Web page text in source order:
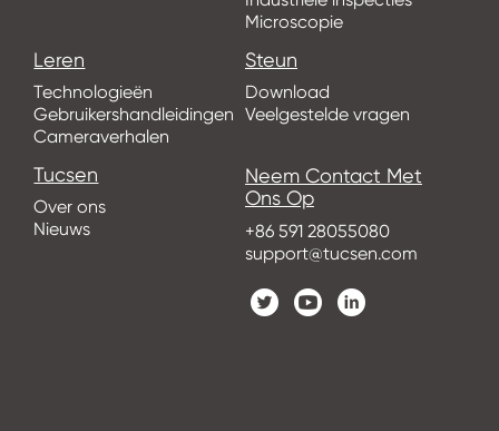
Microscopie
Leren
Technologieën
Gebruikershandleidingen
Cameraverhalen
Steun
Download
Veelgestelde vragen
Tucsen
Over ons
Nieuws
Neem Contact Met
Ons Op
+86 591 28055080
support@tucsen.com